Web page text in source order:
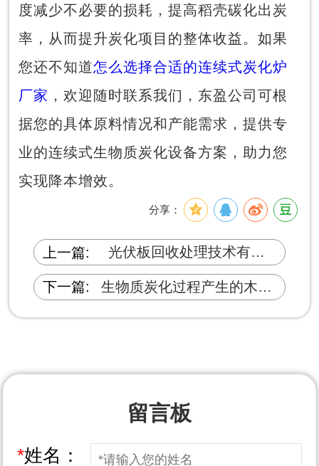
度减少不必要的损耗，提高稻壳碳化出炭
率，从而提升炭化项目的整体收益。如果
您还不知道怎么选择合适的连续式炭化炉
厂家 ，欢迎随时联系我们，东盈公司可根
据您的具体原料情况和产能需求，提供专
业的连续式生物质炭化设备方案，助力您
实现降本增效。
分享：
上一篇:
光伏板回收处理技术有哪
些？
下一篇:
生物质炭化过程产生的木焦
留言板
*姓名：